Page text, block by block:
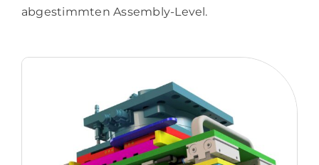
abgestimmten Assembly-Level.